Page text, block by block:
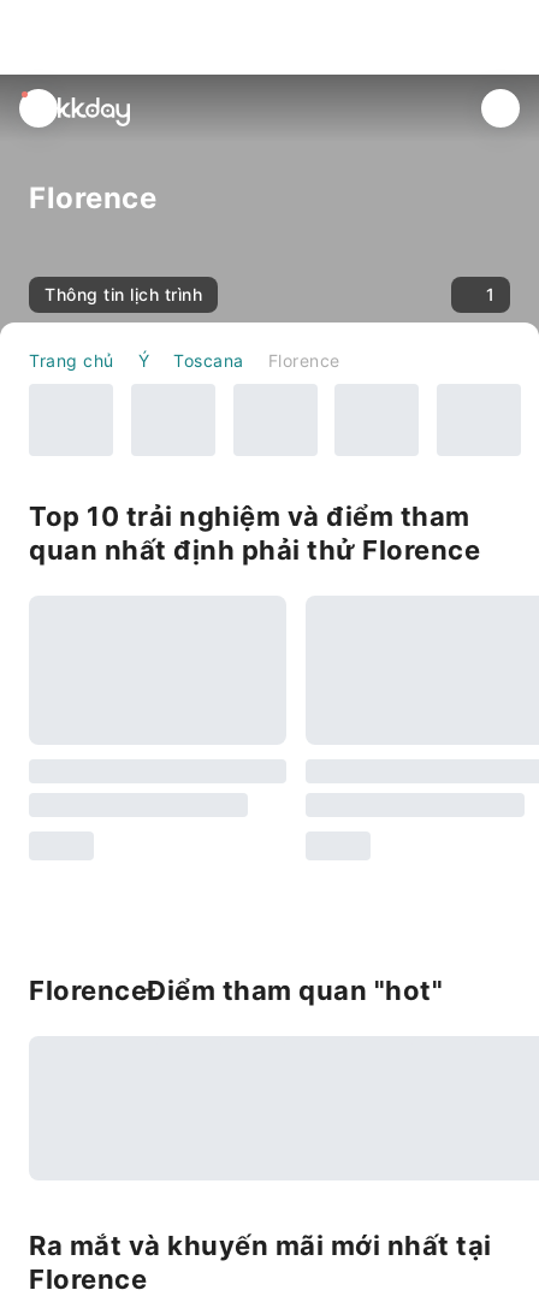
unread
notifications
Florence
Thông tin lịch trình 1
Trang chủ Ý Toscana Florence
Top 10 trải nghiệm và điểm tham
quan nhất định phải thử Florence
FlorenceĐiểm tham quan "hot"
Ra mắt và khuyến mãi mới nhất tại
Florence